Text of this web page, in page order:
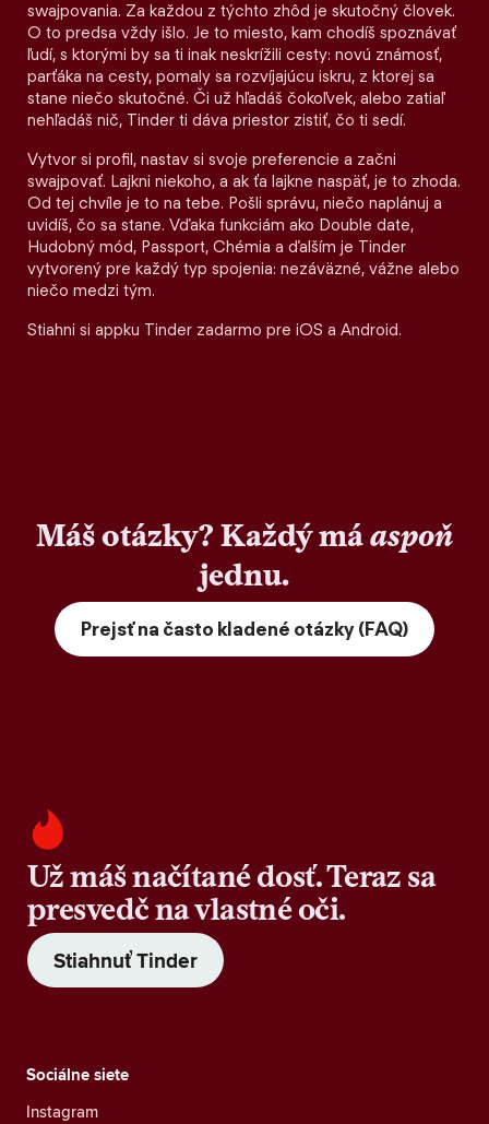
swajpovania. Za každou z týchto zhôd je skutočný človek.
O to predsa vždy išlo. Je to miesto, kam chodíš spoznávať
ľudí, s ktorými by sa ti inak neskrížili cesty: novú známosť,
parťáka na cesty, pomaly sa rozvíjajúcu iskru, z ktorej sa
stane niečo skutočné. Či už hľadáš čokoľvek, alebo zatiaľ
nehľadáš nič, Tinder ti dáva priestor zistiť, čo ti sedí.
Vytvor si profil, nastav si svoje preferencie a začni
swajpovať. Lajkni niekoho, a ak ťa lajkne naspäť, je to zhoda.
Od tej chvíle je to na tebe. Pošli správu, niečo naplánuj a
uvidíš, čo sa stane. Vďaka funkciám ako Double date,
Hudobný mód, Passport, Chémia a ďalším je Tinder
vytvorený pre každý typ spojenia: nezáväzné, vážne alebo
niečo medzi tým.
Stiahni si appku Tinder zadarmo pre iOS a Android.
Máš otázky? Každý máaspoň
jednu.
Prejsť na často kladené otázky (FAQ)
Už máš načítané dosť. Teraz sa
presvedč na vlastné oči.
Stiahnuť Tinder
Sociálne siete
Instagram